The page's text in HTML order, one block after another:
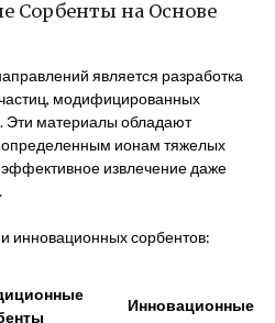
Сорбенты на Основе
является разработка
модифицированных
Эти материалы обладают
определенным ионам тяжелых
извлечение даже
инновационных сорбентов:
Инновационные